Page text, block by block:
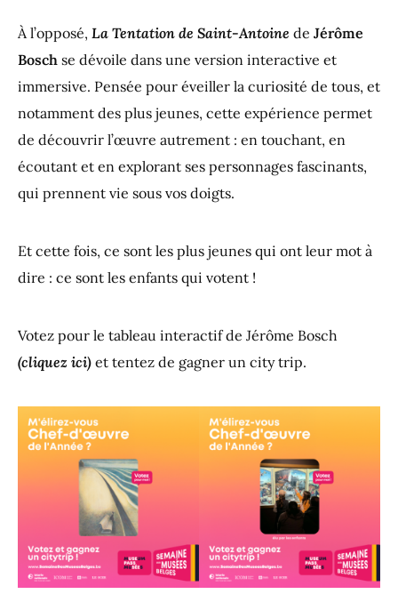
À l’opposé, La Tentation de Saint-Antoine de Jérôme
Bosch se dévoile dans une version interactive et
immersive. Pensée pour éveiller la curiosité de tous, et
notamment des plus jeunes, cette expérience permet
de découvrir l’œuvre autrement : en touchant, en
écoutant et en explorant ses personnages fascinants,
qui prennent vie sous vos doigts.
Et cette fois, ce sont les plus jeunes qui ont leur mot à
dire : ce sont les enfants qui votent !
Votez pour le tableau interactif de Jérôme Bosch
(cliquez ici) et tentez de gagner un city trip.